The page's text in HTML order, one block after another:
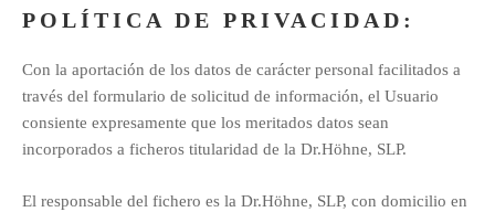
POLÍTICA DE PRIVACIDAD:
Con la aportación de los datos de carácter personal facilitados a
través del formulario de solicitud de información, el Usuario
consiente expresamente que los meritados datos sean
incorporados a ficheros titularidad de la Dr.Höhne, SLP.
El responsable del fichero es la Dr.Höhne, SLP, con domicilio en